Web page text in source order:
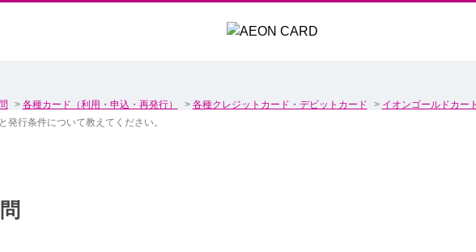
> 各種カード（利用・申込・再発行） > 各種クレジットカード・デビットカード > イオンゴールドカー
発行条件について教えてください。